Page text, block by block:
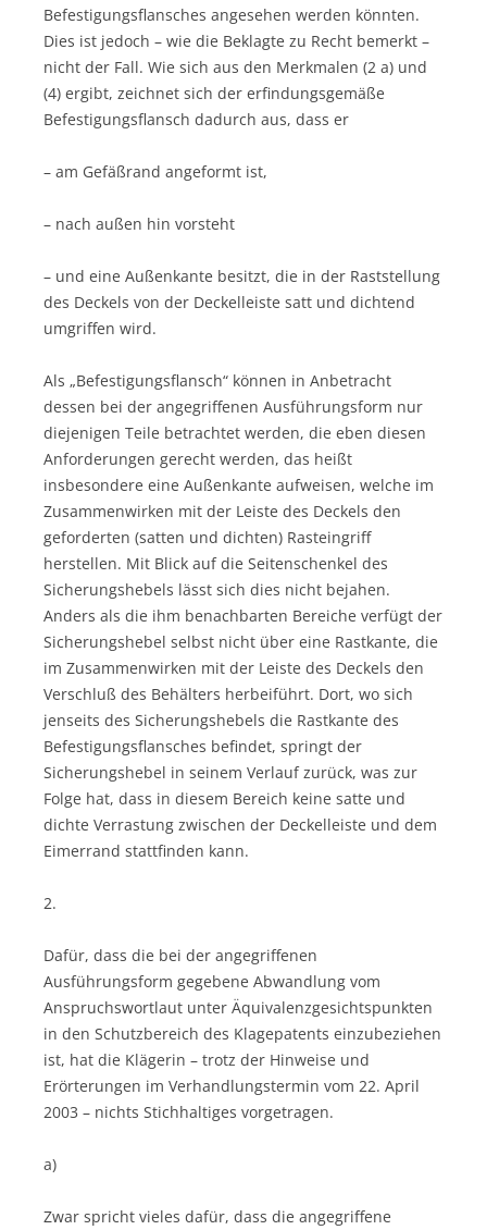
Befestigungsflansches angesehen werden könnten.
Dies ist jedoch – wie die Beklagte zu Recht bemerkt –
nicht der Fall. Wie sich aus den Merkmalen (2 a) und
(4) ergibt, zeichnet sich der erfindungsgemäße
Befestigungsflansch dadurch aus, dass er
– am Gefäßrand angeformt ist,
– nach außen hin vorsteht
– und eine Außenkante besitzt, die in der Raststellung
des Deckels von der Deckelleiste satt und dichtend
umgriffen wird.
Als „Befestigungsflansch“ können in Anbetracht
dessen bei der angegriffenen Ausführungsform nur
diejenigen Teile betrachtet werden, die eben diesen
Anforderungen gerecht werden, das heißt
insbesondere eine Außenkante aufweisen, welche im
Zusammenwirken mit der Leiste des Deckels den
geforderten (satten und dichten) Rasteingriff
herstellen. Mit Blick auf die Seitenschenkel des
Sicherungshebels lässt sich dies nicht bejahen.
Anders als die ihm benachbarten Bereiche verfügt der
Sicherungshebel selbst nicht über eine Rastkante, die
im Zusammenwirken mit der Leiste des Deckels den
Verschluß des Behälters herbeiführt. Dort, wo sich
jenseits des Sicherungshebels die Rastkante des
Befestigungsflansches befindet, springt der
Sicherungshebel in seinem Verlauf zurück, was zur
Folge hat, dass in diesem Bereich keine satte und
dichte Verrastung zwischen der Deckelleiste und dem
Eimerrand stattfinden kann.
2.
Dafür, dass die bei der angegriffenen
Ausführungsform gegebene Abwandlung vom
Anspruchswortlaut unter Äquivalenzgesichtspunkten
in den Schutzbereich des Klagepatents einzubeziehen
ist, hat die Klägerin – trotz der Hinweise und
Erörterungen im Verhandlungstermin vom 22. April
2003 – nichts Stichhaltiges vorgetragen.
a)
Zwar spricht vieles dafür, dass die angegriffene